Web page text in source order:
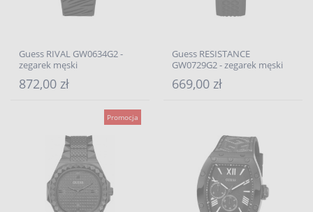
Guess RIVAL GW0634G2 -
zegarek męski
872,00 zł
Guess RESISTANCE
GW0729G2 - zegarek męski
669,00 zł
Promocja